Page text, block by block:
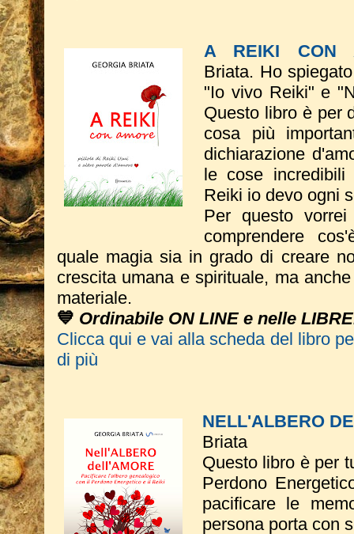
A REIKI CON
Briata. Ho
"Io vivo Reiki" e
Questo libro è per
cosa più
dichiarazione
le cose
Reiki io devo ogni
Per questo
comprendere
quale magia sia in grado di creare
crescita umana e spirituale, ma
materiale.
💙 Ordinabile ON LINE e nelle
Clicca qui e vai alla scheda del libro
di più
NELL'ALBERO
Briata
Questo libro è per
Perdono
pacificare le
persona porta con